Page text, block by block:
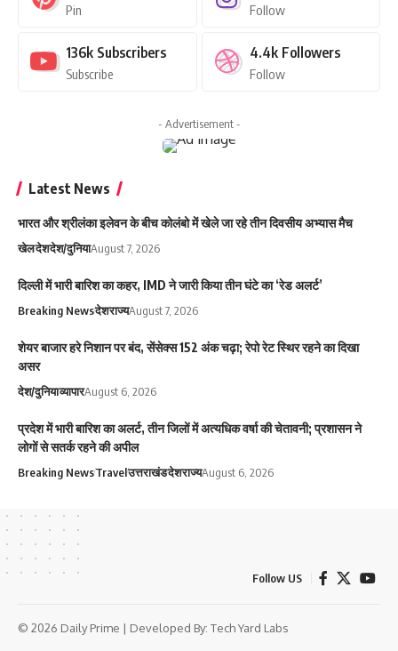
Pin Follow
136k Subscribers
Subscribe
4.4k Followers
Follow
- Advertisement -
Latest News
भारत और श्रीलंका इलेवन के बीच कोलंबो में खेले जा रहे तीन दिवसीय अभ्यास मैच
खेलदेशदेश/दुनियाAugust 7, 2026
दिल्ली में भारी बारिश का कहर, IMD ने जारी किया तीन घंटे का ‘रेड अलर्ट’
Breaking Newsदेशराज्यAugust 7, 2026
शेयर बाजार हरे निशान पर बंद, सेंसेक्स 152 अंक चढ़ा; रेपो रेट स्थिर रहने का दिखा
असर
देश/दुनियाव्यापारAugust 6, 2026
प्रदेश में भारी बारिश का अलर्ट, तीन जिलों में अत्यधिक वर्षा की चेतावनी; प्रशासन ने
लोगों से सतर्क रहने की अपील
Breaking NewsTravelउत्तराखंडदेशराज्यAugust 6, 2026
Follow US
© 2026 Daily Prime | Developed By: Tech Yard Labs